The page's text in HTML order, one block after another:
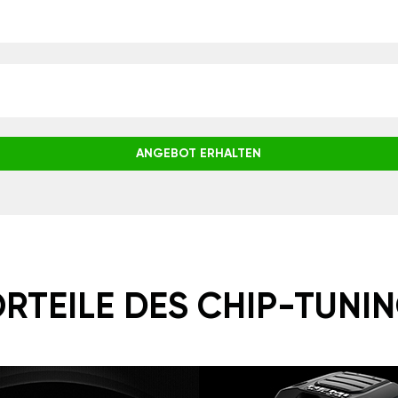
ANGEBOT ERHALTEN
DES CHIP-